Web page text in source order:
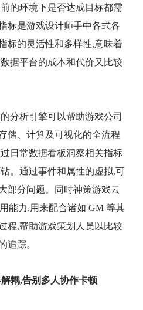
的环境下是否达成目标都需
标是游戏设计师手中各式各
标的灵活性和多样性,意味着
据平台的成本和代价又比较
分析引擎可以帮助游戏公司
储、计算及可视化的全流程
日常数据看板洞察相关指标
。通过事件和属性的虚拟,可
部分问题。同时神策游戏云
能力,用来配合诸如 GM 等其
程,帮助游戏策划人员以比较
追踪。
耦,告别多人协作卡顿